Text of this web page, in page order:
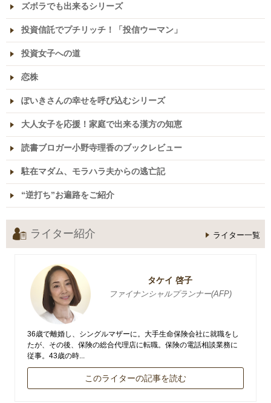
ズボラでも出来るシリーズ
投資信託でプチリッチ！「投信ウーマン」
投資女子への道
恋株
ぽいきさんの幸せを呼び込むシリーズ
大人女子を応援！家庭で出来る漢方の知恵
読書ブロガー小野寺理香のブックレビュー
駐在マダム、モラハラ夫からの逃亡記
“逆打ち”お遍路をご紹介
ライター紹介 ライター一覧
タケイ 啓子
ファイナンシャルプランナー(AFP)
36歳で離婚し、シングルマザーに。大手生命保険会社に就職をし
たが、その後、保険の総合代理店に転職。保険の電話相談業務に
従事。43歳の時...
このライターの記事を読む